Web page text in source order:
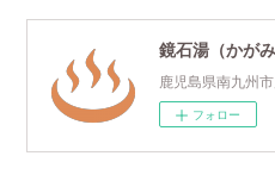
鹿児島県南九州
フォロー